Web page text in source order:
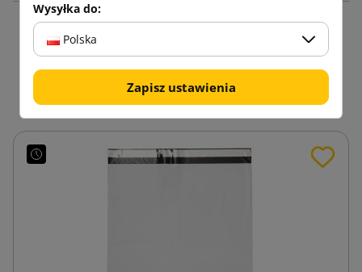
16 innych produktów w
tej samej kategorii:
Wysyłka do:
Polska
Zapisz ustawienia